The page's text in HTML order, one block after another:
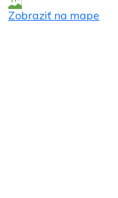
Zobraziť na mape